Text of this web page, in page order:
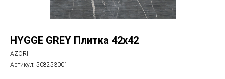
HYGGE GREY Плитка 42x42
AZORI
Артикул: 508253001